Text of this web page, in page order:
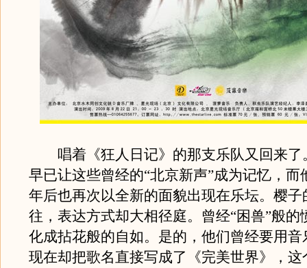
唱着《狂人日记》的那支乐队又回来了
早已让这些曾经的“北京新声”成为记忆，而
年后也再次以全新的面貌出现在乐坛。樱子
往，表达方式却大相径庭。曾经“困兽”般的
化成拈花般的自如。是的，他们曾经要用音
现在却把歌名直接写成了《完美世界》，这